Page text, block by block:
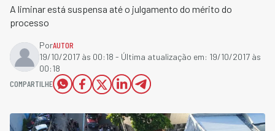
A liminar está suspensa até o julgamento do mérito do
processo
PorAUTOR
19/10/2017 às 00:18 - Última atualização em: 19/10/2017 às
00:18
COMPARTILHE